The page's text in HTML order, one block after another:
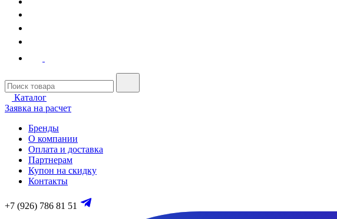
Каталог
Заявка на расчет
Бренды
О компании
Оплата и доставка
Партнерам
Купон на скидку
Контакты
+7 (926) 786 81 51